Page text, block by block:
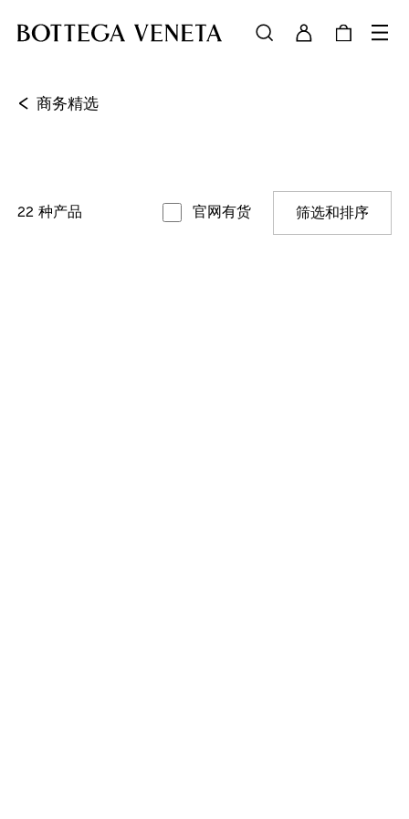
< 商务精选
22 种产品 官网有货 筛选和排序